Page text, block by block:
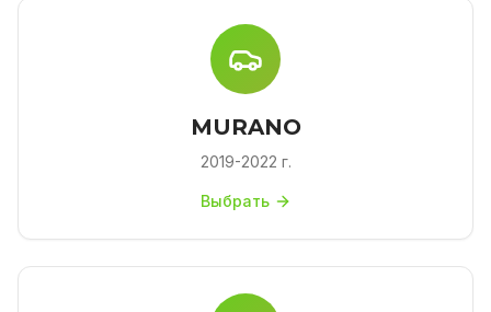
MURANO
2019-2022 г.
Выбрать